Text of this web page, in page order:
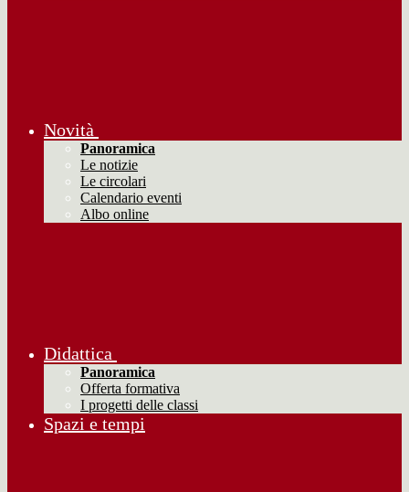
Novità
Panoramica
Le notizie
Le circolari
Calendario eventi
Albo online
Didattica
Panoramica
Offerta formativa
I progetti delle classi
Spazi e tempi